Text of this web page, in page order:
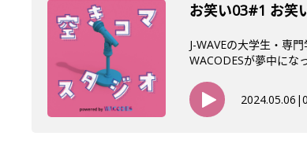
お笑い03#1 お笑
J-WAVEの大学生・専
WACODESが夢中にな
2024.05.06 |